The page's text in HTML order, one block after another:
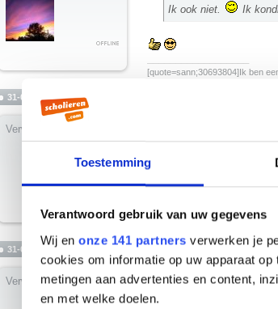
Toestemming
Verantwoord gebruik van uw gegevens
Wij en onze 141 partners verwerken je
cookies om informatie op uw apparaat
metingen aan advertenties en content,
en met welke doelen.
Ik ook niet.
Ik
[quote=sann;30693804]Ik ben
31-03-2008, 00:48
Verwijderd
31-03-2008, 00:48
Verwijderd Dit is m'n favoriete Wat